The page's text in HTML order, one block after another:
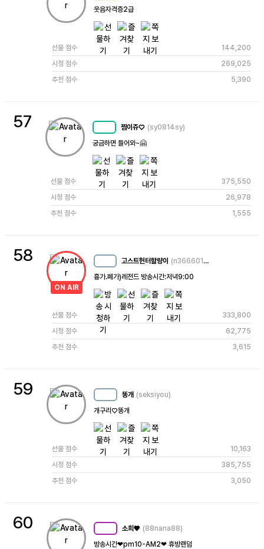
웃음자격증2급
선물 점수
144,200
시청 점수
269,025
추천 점수
5,390
57 찜이쥬♡ (sy0814sy)
궁금하면 들어와~🤗
선물 점수
375,550
시청 점수
26,978
추천 점수
1,555
58
ON AIR
고스트헌터할량이 (n3666015109357240420)
선물 점수
333,800
시청 점수
62,775
추천 점수
3,615
59 똥개 (seksiyou)
개구리♡똥개
선물 점수
10,163
시청 점수
385,755
추천 점수
3,050
60 소희♥ (88nana88)
방송시간❤pm10-AM2❤ 휴방랜덤